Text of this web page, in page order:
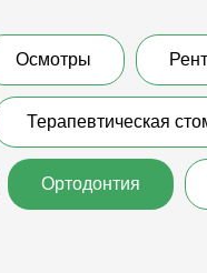
Осмотры
Терапевтическая
Ортодонтия